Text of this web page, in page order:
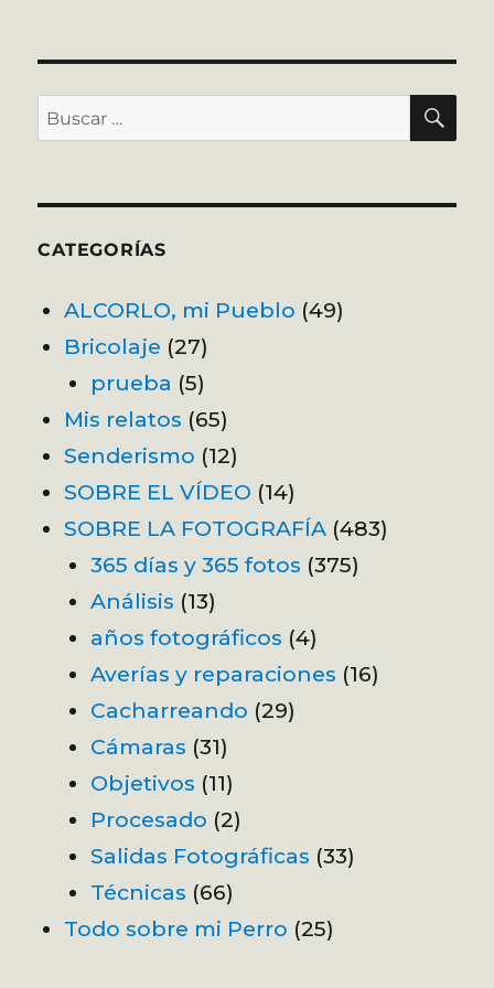
Buscar
por:
CATEGORÍAS
ALCORLO, mi Pueblo (49)
Bricolaje (27)
prueba (5)
Mis relatos (65)
Senderismo (12)
SOBRE EL VÍDEO (14)
SOBRE LA FOTOGRAFÍA (483)
365 días y 365 fotos (375)
Análisis (13)
años fotográficos (4)
Averías y reparaciones (16)
Cacharreando (29)
Cámaras (31)
Objetivos (11)
Procesado (2)
Salidas Fotográficas (33)
Técnicas (66)
Todo sobre mi Perro (25)